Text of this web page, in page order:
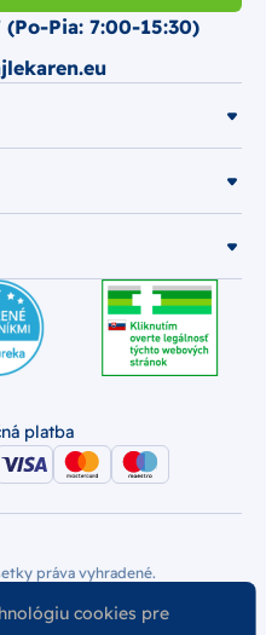
Pia: 7:00-15:30)
platba
práva vyhradené.
cookies pre